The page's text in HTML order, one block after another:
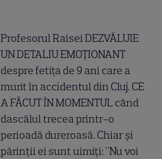
Profesorul Raisei DEZVĂLUIE
UN DETALIU EMOȚIONANT
despre fetița de 9 ani care a
murit în accidentul din Cluj. CE
A FĂCUT ÎN MOMENTUL când
dascălul trecea printr-o
perioadă dureroasă. Chiar și
părinții ei sunt uimiți: "Nu voi